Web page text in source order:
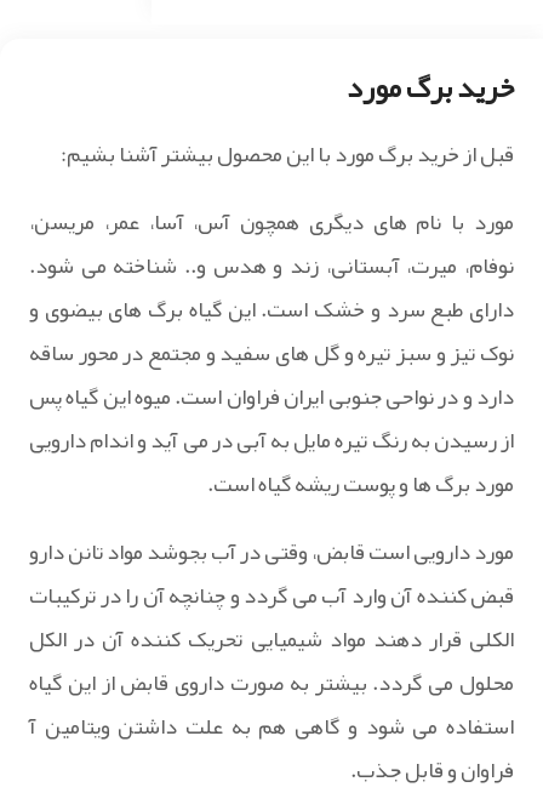
خرید برگ مورد
قبل از خرید برگ مورد با این محصول بیشتر آشنا بشیم:
مورد با نام های دیگری همچون آس، آسا، عمر، مریسن،
نوفام، میرت، آبستانی، زند و هدس و.. شناخته می شود.
دارای طبع سرد و خشک است. این گیاه برگ های بیضوی و
نوک تیز و سبز تیره و گل های سفید و مجتمع در محور ساقه
دارد و در نواحی جنوبی ایران فراوان است. میوه این گیاه پس
از رسیدن به رنگ تیره مایل به آبی در می آید و اندام دارویی
مورد برگ ها و پوست ریشه گیاه است.
مورد دارویی است قابض، وقتی در آب بجوشد مواد تانن دارو
قبض کننده آن وارد آب می گردد و چنانچه آن را در ترکیبات
الکلی قرار دهند مواد شیمیایی تحریک کننده آن در الکل
محلول می گردد. بیشتر به صورت داروی قابض از این گیاه
استفاده می شود و گاهی هم به علت داشتن ویتامین آ
فراوان و قابل جذب.